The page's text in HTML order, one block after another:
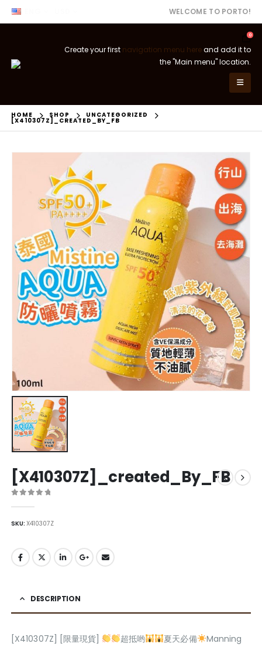
WELCOME TO PORTO!
0
Create your first navigation menu hereand add it to
the "Main menu" location.
HOME SHOP UNCATEGORIZED
[X410307Z]_CREATED_BY_FB
[X410307Z]_created_By_FB
SKU:X410307Z
DESCRIPTION
[X410307Z] [限量現貨] 超抵哟 夏天必備
Manning